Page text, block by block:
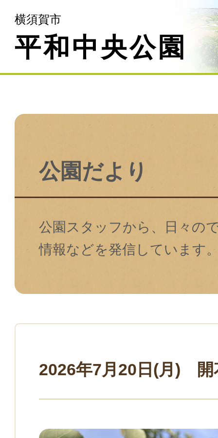
横須賀市
平和中央公園
公園だより
公園スタッフから、⽇々の
情報などを発信しています
2026年7月20日(月) 開